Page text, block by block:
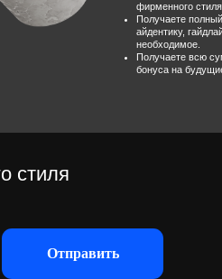
Экономия на долгосрочной перспективе